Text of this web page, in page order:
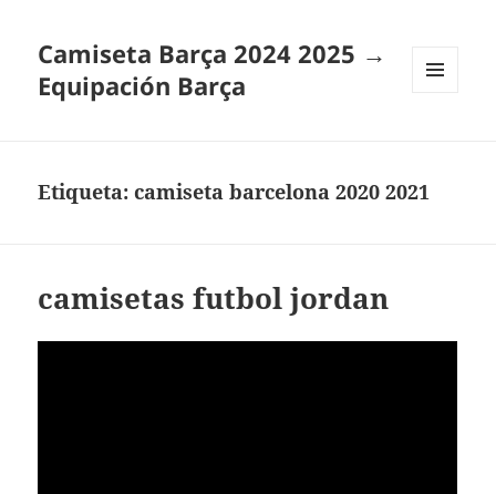
Camiseta Barça 2024 2025 →
Equipación Barça
Etiqueta:camiseta barcelona 2020 2021
camisetas futbol jordan